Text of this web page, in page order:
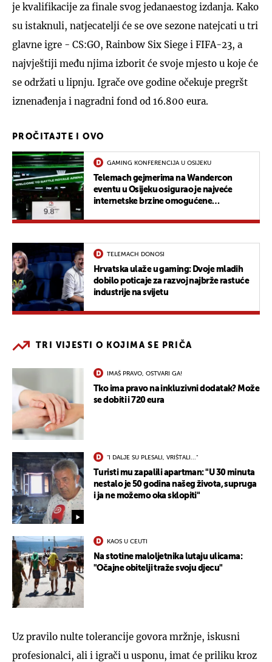
je kvalifikacije za finale svog jedanaestog izdanja. Kako
su istaknuli, natjecatelji će se ove sezone natejcati u tri
glavne igre - CS:GO, Rainbow Six Siege i FIFA-23, a
najvještiji među njima izborit će svoje mjesto u koje će
se održati u lipnju. Igrače ove godine očekuje pregršt
iznenađenja i nagradni fond od 16.800 eura.
PROČITAJTE I OVO
GAMING KONFERENCIJA U OSIJEKU
Telemach gejmerima na Wandercon
eventu u Osijeku osigurao je najveće
internetske brzine omogućene
TELEMACH DONOSI
Hrvatska ulaže u gaming: Dvoje mladih
dobilo poticaje za razvoj najbrže rastuće
industrije na svijetu
TRI VIJESTI O KOJIMA SE PRIČA
IMAŠ PRAVO, OSTVARI GA!
Tko ima pravo na inkluzivni dodatak? Može
se dobiti i 720 eura
"I DALJE SU PLESALI, VRIŠTALI..."
Turisti mu zapalili apartman: "U 30 minuta
nestalo je 50 godina našeg života, supruga
i ja ne možemo oka sklopiti"
KAOS U CEUTI
Na stotine maloljetnika lutaju ulicama:
"Očajne obitelji traže svoju djecu"
Uz pravilo nulte tolerancije govora mržnje, iskusni
profesionalci, ali i igrači u usponu, imat će priliku kroz